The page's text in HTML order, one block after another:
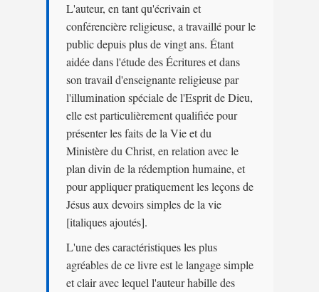
L'auteur, en tant qu'écrivain et
conférencière religieuse, a travaillé pour le
public depuis plus de vingt ans. Étant
aidée dans l'étude des Écritures et dans
son travail d'enseignante religieuse par
l'illumination spéciale de l'Esprit de Dieu,
elle est particulièrement qualifiée pour
présenter les faits de la Vie et du
Ministère du Christ, en relation avec le
plan divin de la rédemption humaine, et
pour appliquer pratiquement les leçons de
Jésus aux devoirs simples de la vie
[italiques ajoutés].
L'une des caractéristiques les plus
agréables de ce livre est le langage simple
et clair avec lequel l'auteur habille des